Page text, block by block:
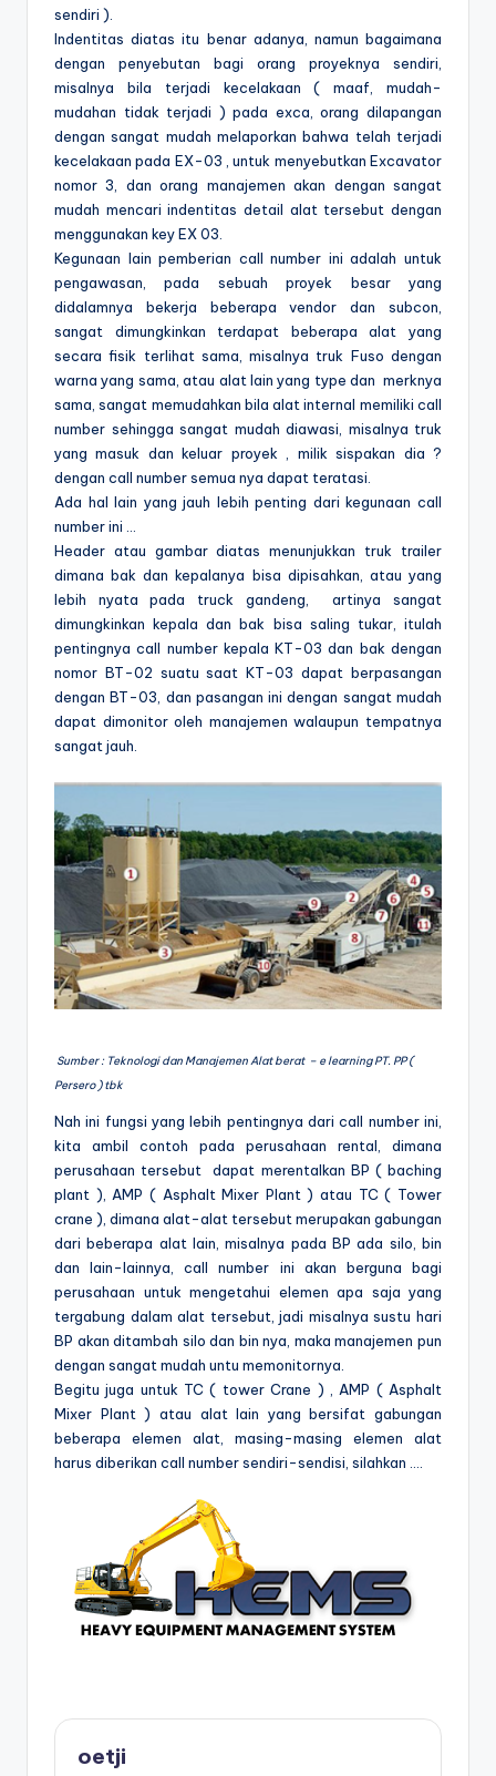
sendiri ).
Indentitas diatas itu benar adanya, namun bagaimana
dengan penyebutan bagi orang proyeknya sendiri,
misalnya bila terjadi kecelakaan ( maaf, mudah-
mudahan tidak terjadi ) pada exca, orang dilapangan
dengan sangat mudah melaporkan bahwa telah terjadi
kecelakaan pada EX-03 , untuk menyebutkan Excavator
nomor 3, dan orang manajemen akan dengan sangat
mudah mencari indentitas detail alat tersebut dengan
menggunakan key EX 03.
Kegunaan lain pemberian call number ini adalah untuk
pengawasan, pada sebuah proyek besar yang
didalamnya bekerja beberapa vendor dan subcon,
sangat dimungkinkan terdapat beberapa alat yang
secara fisik terlihat sama, misalnya truk Fuso dengan
warna yang sama, atau alat lain yang type dan merknya
sama, sangat memudahkan bila alat internal memiliki call
number sehingga sangat mudah diawasi, misalnya truk
yang masuk dan keluar proyek , milik sispakan dia ?
dengan call number semua nya dapat teratasi.
Ada hal lain yang jauh lebih penting dari kegunaan call
number ini …
Header atau gambar diatas menunjukkan truk trailer
dimana bak dan kepalanya bisa dipisahkan, atau yang
lebih nyata pada truck gandeng, artinya sangat
dimungkinkan kepala dan bak bisa saling tukar, itulah
pentingnya call number kepala KT-03 dan bak dengan
nomor BT-02 suatu saat KT-03 dapat berpasangan
dengan BT-03, dan pasangan ini dengan sangat mudah
dapat dimonitor oleh manajemen walaupun tempatnya
sangat jauh.
Sumber : Teknologi dan Manajemen Alat berat – e learning PT. PP (
Persero ) tbk
Nah ini fungsi yang lebih pentingnya dari call number ini,
kita ambil contoh pada perusahaan rental, dimana
perusahaan tersebut dapat merentalkan BP ( baching
plant ), AMP ( Asphalt Mixer Plant ) atau TC ( Tower
crane ), dimana alat-alat tersebut merupakan gabungan
dari beberapa alat lain, misalnya pada BP ada silo, bin
dan lain-lainnya, call number ini akan berguna bagi
perusahaan untuk mengetahui elemen apa saja yang
tergabung dalam alat tersebut, jadi misalnya sustu hari
BP akan ditambah silo dan bin nya, maka manajemen pun
dengan sangat mudah untu memonitornya.
Begitu juga untuk TC ( tower Crane ) , AMP ( Asphalt
Mixer Plant ) atau alat lain yang bersifat gabungan
beberapa elemen alat, masing-masing elemen alat
harus diberikan call number sendiri-sendisi, silahkan ….
oetji